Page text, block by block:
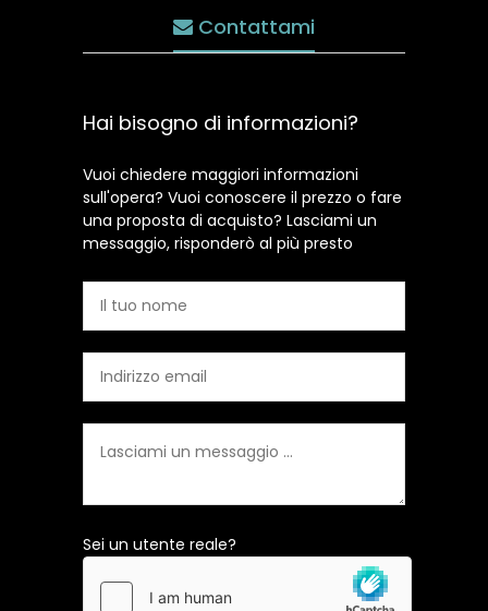
Contattami
Hai bisogno di informazioni?
Vuoi chiedere maggiori informazioni
sull'opera? Vuoi conoscere il prezzo o fare
una proposta di acquisto? Lasciami un
messaggio, risponderò al più presto
Sei un utente reale?